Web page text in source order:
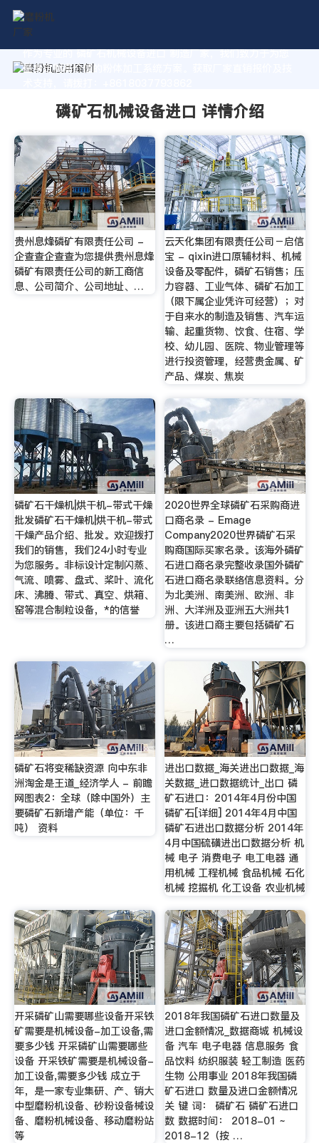
作为专业的 磷矿石机械设备进口 制造厂家，我们致力于为您
量身定制高价值的粉体加工系统方案。获取厂家直销报价及技
磷矿石机械设备进口 详情介绍
贵州息烽磷矿有限责任公司 -
企查查企查查为您提供贵州息烽
磷矿有限责任公司的新工商信
息、公司简介、公司地址、…
云天化集团有限责任公司－启信
宝 - qixin进口原辅材料、机械
设备及零配件，磷矿石销售；压
力容器、工业气体、磷矿石加工
（限下属企业凭许可经营）；对
于自来水的制造及销售、汽车运
输、起重货物、饮食、住宿、学
校、幼儿园、医院、物业管理等
进行投资管理，经营贵金属、矿
产品、煤炭、焦炭
磷矿石干燥机|烘干机-带式干燥
批发磷矿石干燥机|烘干机-带式
干燥产品介绍、批发。欢迎拨打
我们的销售，我们24小时专业
为您服务。非标设计定制闪蒸、
气流、喷雾、盘式、桨叶、流化
床、沸腾、带式、真空、烘箱、
窑等混合制粒设备，*的信誉
2020世界全球磷矿石采购商进
口商名录 - Emage
Company2020世界磷矿石采
购商国际买家名录。该海外磷矿
石进口商名录完整收录国外磷矿
石进口商名录联络信息资料。分
为北美洲、南美洲、欧洲、非
洲、大洋洲及亚洲五大洲共1
册。该进口商主要包括磷矿石
…
磷矿石将变稀缺资源 向中东非
洲淘金是王道_经济学人 - 前瞻
网图表2：全球（除中国外）主
要磷矿石新增产能（单位：千
吨） 资料
进出口数据_海关进出口数据_海
关数据_进口数据统计_出口 磷
矿石进口：2014年4月份中国
磷矿石[详细] 2014年4月中国
磷矿石进出口数据分析 2014年
4月中国硫磺进出口数据分析 机
械 电子 消费电子 电工电器 通
用机械 工程机械 食品机械 石化
机械 挖掘机 化工设备 农业机械
开采磷矿山需要哪些设备开采铁
矿需要是机械设备-加工设备,需
要多少钱 开采磷矿山需要哪些
设备 开采铁矿需要是机械设备-
加工设备,需要多少钱 成立于
年，是一家专业集研、产、销大
中型磨粉机设备、砂粉设备械设
备、磨粉机械设备、移动磨粉站
等
2018年我国磷矿石进口数量及
进口金额情况_数据商城 机械设
备 汽车 电子电器 信息服务 食
品饮料 纺织服装 轻工制造 医药
生物 公用事业 2018年我国磷
矿石进口 数量及进口金额情况
关 键 词： 磷矿石 磷矿石进口
数 数据时间： 2018-01 ~
2018-12（按 …